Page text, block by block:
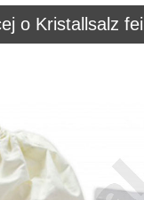
o Kristallsalz